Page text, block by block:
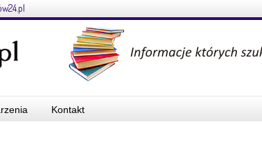
Kontakt